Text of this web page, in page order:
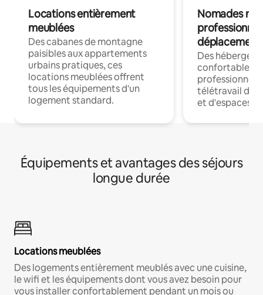
Locations entièrement
meublées
Des cabanes de montagne
paisibles aux appartements
urbains pratiques, ces
locations meublées offrent
tous les équipements d'un
logement standard.
Nomades
déplacement
Des
confortables
professionnels
télétravail
et d'espaces
Équipements et avantages des séjours
longue durée
Locations meublées
Des logements entièrement meublés avec une cuisine,
le wifi et les équipements dont vous avez besoin pour
vous installer confortablement pendant un mois ou